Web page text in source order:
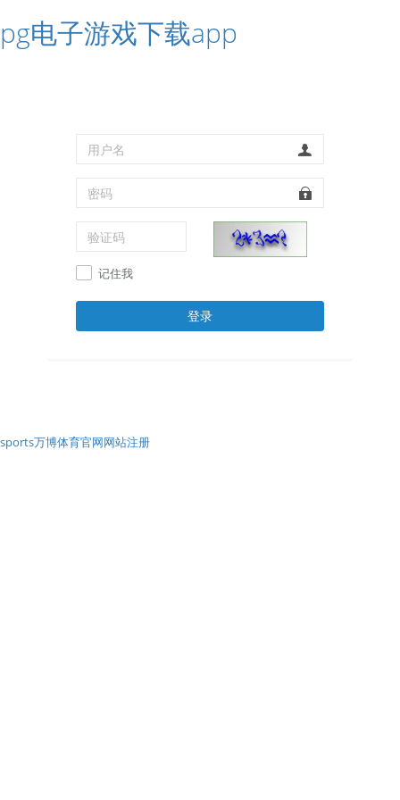
pg电子游戏下载app
记住我
登录
sports万博体育官网网站注册